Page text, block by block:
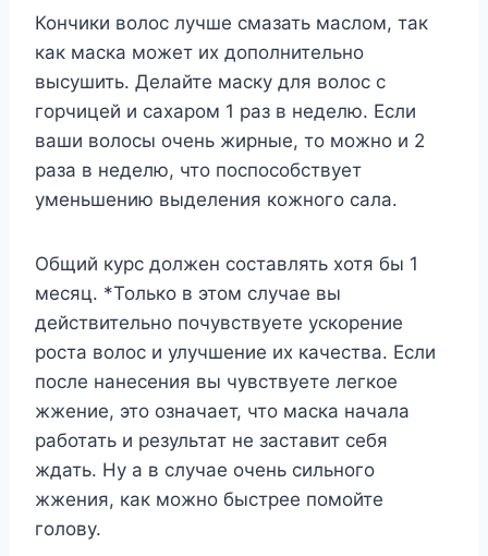
Кончики волос лучше смазать маслом, так
как маска может их дополнительно
высушить. Делайте маску для волос с
горчицей и сахаром 1 раз в неделю. Если
ваши волосы очень жирные, то можно и 2
раза в неделю, что поспособствует
уменьшению выделения кожного сала.
Общий курс должен составлять хотя бы 1
месяц. *Только в этом случае вы
действительно почувствуете ускорение
роста волос и улучшение их качества. Если
после нанесения вы чувствуете легкое
жжение, это означает, что маска начала
работать и результат не заставит себя
ждать. Ну а в случае очень сильного
жжения, как можно быстрее помойте
голову.